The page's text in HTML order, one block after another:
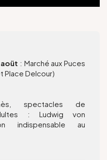
: Marché aux Puces
Place Delcour)
spectacles de
: Ludwig von
indispensable au